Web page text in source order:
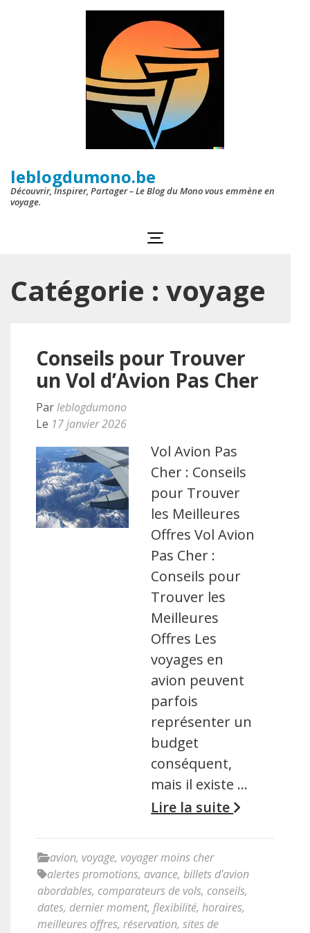
leblogdumono.be
Découvrir, Inspirer, Partager – Le Blog du Mono vous emmène en
voyage.
Catégorie : voyage
Conseils pour Trouver
un Vol d’Avion Pas Cher
Parleblogdumono
Le 17 janvier 2026
Vol Avion Pas
Cher : Conseils
pour Trouver
les Meilleures
Offres Vol Avion
Pas Cher :
Conseils pour
Trouver les
Meilleures
Offres Les
voyages en
avion peuvent
parfois
représenter un
budget
conséquent,
mais il existe …
Lire la suite
avion, voyage, voyager moins cher
alertes promotions, avance, billets d'avion
abordables, comparateurs de vols, conseils,
dates, dernier moment, flexibilité, horaires,
meilleures offres, réservation, sites de